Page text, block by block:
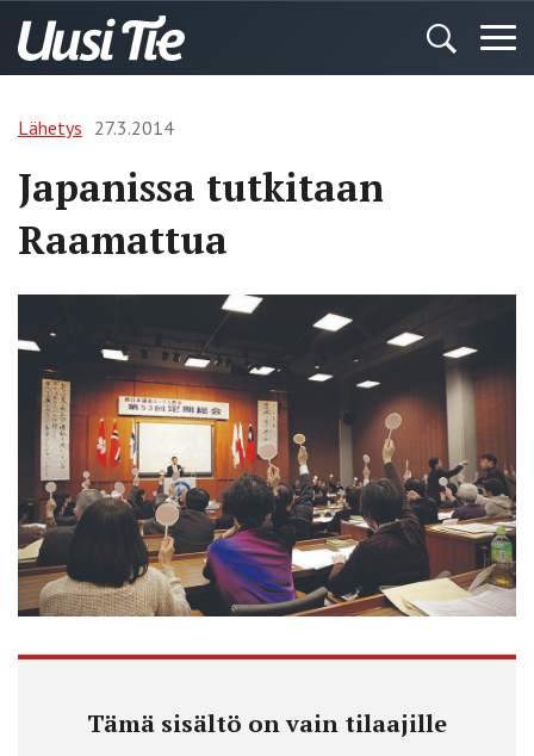
Lähetys 27.3.2014
Japanissa tutkitaan
Raamattua
Tämä sisältö on vain tilaajille